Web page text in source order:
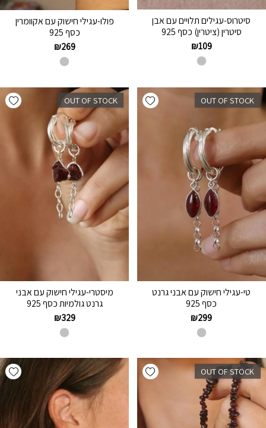
סיטרוס-עגילים תלויים עם אבן
סיטרין (ציטרין) כסף 925
₪109
פולו-עגילי חישוק עם אקוומרין
כסף 925
₪269
Add wishlist OUT OF STOCK
טי-עגילי חישוק עם אבני גרנט
כסף 925
₪299
OUT OF STOCK
מיסטרי-עגילי חישוק עם אבני
גרנט גולמיות כסף 925
₪329
Add wishlist OUT OF STOCK